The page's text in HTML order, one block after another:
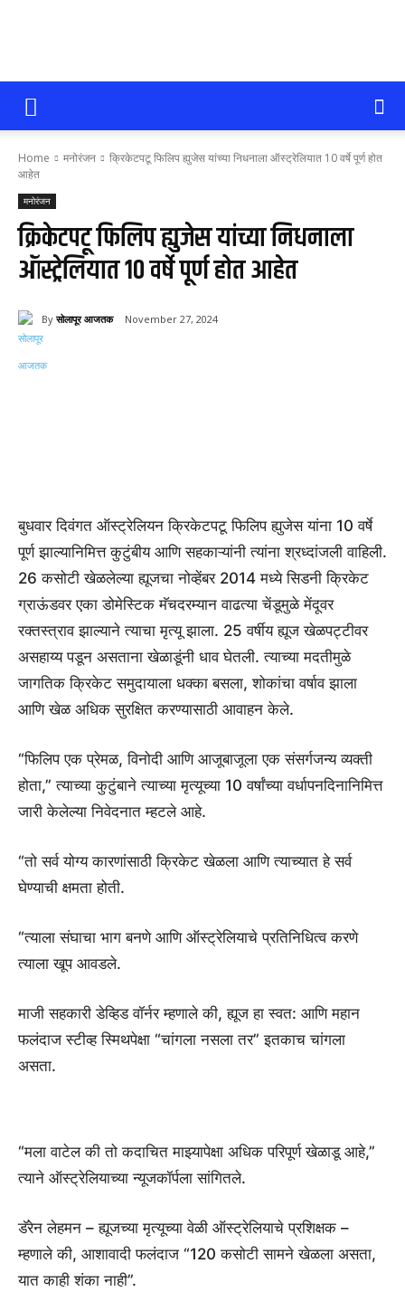
सोलापूर
आजतक
Home मनोरंजन
क्रिकेटपटू फिलिप ह्युजेस यांच्या निधनाला ऑस्ट्रेलियात 10 वर्षे पूर्ण होत
आहेत
मनोरंजन
क्रिकेटपटू फिलिप ह्युजेस यांच्या निधनाला
ऑस्ट्रेलियात 10 वर्षे पूर्ण होत आहेत
By सोलापूर आजतक November 27, 2024
बुधवार दिवंगत ऑस्ट्रेलियन क्रिकेटपटू फिलिप ह्युजेस यांना 10 वर्षे
पूर्ण झाल्यानिमित्त कुटुंबीय आणि सहकाऱ्यांनी त्यांना श्रध्दांजली वाहिली.
26 कसोटी खेळलेल्या ह्यूजचा नोव्हेंबर 2014 मध्ये सिडनी क्रिकेट
ग्राऊंडवर एका डोमेस्टिक मॅचदरम्यान वाढत्या चेंडूमुळे मेंदूवर
रक्तस्त्राव झाल्याने त्याचा मृत्यू झाला. 25 वर्षीय ह्यूज खेळपट्टीवर
असहाय्य पडून असताना खेळाडूंनी धाव घेतली. त्याच्या मदतीमुळे
जागतिक क्रिकेट समुदायाला धक्का बसला, शोकांचा वर्षाव झाला
आणि खेळ अधिक सुरक्षित करण्यासाठी आवाहन केले.
“फिलिप एक प्रेमळ, विनोदी आणि आजूबाजूला एक संसर्गजन्य व्यक्ती
होता,” त्याच्या कुटुंबाने त्याच्या मृत्यूच्या 10 वर्षांच्या वर्धापनदिनानिमित्त
जारी केलेल्या निवेदनात म्हटले आहे.
“तो सर्व योग्य कारणांसाठी क्रिकेट खेळला आणि त्याच्यात हे सर्व
घेण्याची क्षमता होती.
“त्याला संघाचा भाग बनणे आणि ऑस्ट्रेलियाचे प्रतिनिधित्व करणे
त्याला खूप आवडले.
माजी सहकारी डेव्हिड वॉर्नर म्हणाले की, ह्यूज हा स्वत: आणि महान
फलंदाज स्टीव्ह स्मिथपेक्षा “चांगला नसला तर” इतकाच चांगला
असता.
“मला वाटेल की तो कदाचित माझ्यापेक्षा अधिक परिपूर्ण खेळाडू आहे,”
त्याने ऑस्ट्रेलियाच्या न्यूजकॉर्पला सांगितले.
डॅरेन लेहमन – ह्यूजच्या मृत्यूच्या वेळी ऑस्ट्रेलियाचे प्रशिक्षक –
म्हणाले की, आशावादी फलंदाज “120 कसोटी सामने खेळला असता,
यात काही शंका नाही”.